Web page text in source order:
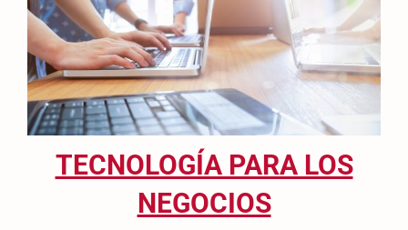
TECNOLOGÍA PARA LOS
NEGOCIOS